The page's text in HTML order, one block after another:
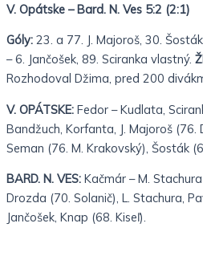
V. Opátske – Bard. N. Ves 5:2 (2:1)
Góly: 23. a 77. J. Majoroš, 30.
– 6. Jančošek, 89. Sciranka vlastný.
Rozhodoval Džima, pred 200
V. OPÁTSKE: Fedor – Kudlata,
Bandžuch, Korfanta, J. Majoroš (76.
Seman (76. M. Krakovský), Šosták
BARD. N. VES: Kačmár – M.
Drozda (70. Solanič), L. Stachura,
Jančošek, Knap (68. Kiseľ).